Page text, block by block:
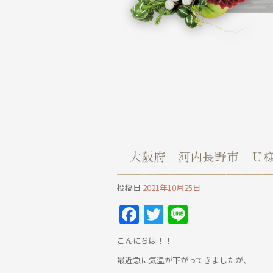
大阪府 河内長野市 Ｕ
投稿日 2021年10月25日
Facebook
Twitter
こんにちは！！
最近急に気温が下がってきましたが、